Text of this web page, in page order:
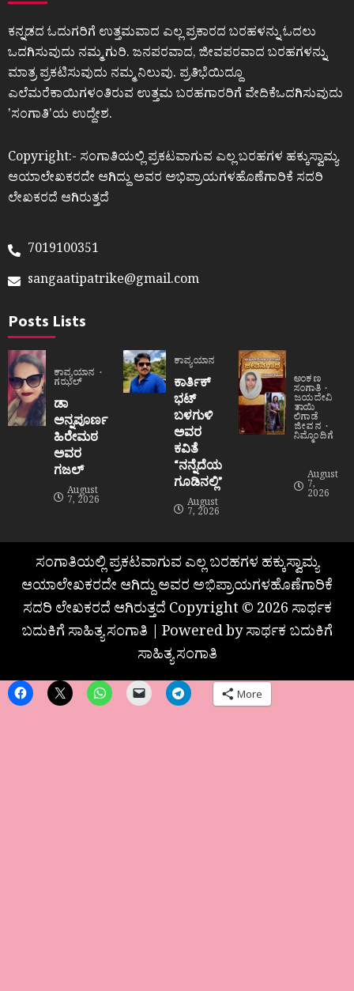
ಕನ್ನಡದ ಓದುಗರಿಗೆ ಉತ್ತಮವಾದ ಎಲ್ಲ ಪ್ರಕಾರದ ಬರಹಳನ್ನು ಓದಲು
ಒದಗಿಸುವುದು ನಮ್ಮ ಗುರಿ. ಜನಪರವಾದ, ಜೀವಪರವಾದ ಬರಹಗಳನ್ನು
ಮಾತ್ರ ಪ್ರಕಟಿಸುವುದು ನಮ್ಮ ನಿಲುವು. ಪ್ರತಿಭೆಯಿದ್ದೂ
ಎಲೆಮರೆಕಾಯಿಗಳಂತಿರುವ ಉತ್ತಮ ಬರಹಗಾರರಿಗೆ ವೇದಿಕೆಒದಗಿಸುವುದು
ʼಸಂಗಾತಿʼಯ ಉದ್ದೇಶ.
Copyright:- ಸಂಗಾತಿಯಲ್ಲಿ ಪ್ರಕಟವಾಗುವ ಎಲ್ಲ ಬರಹಗಳ ಹಕ್ಕುಸ್ವಾಮ್ಯ
ಆಯಾಲೇಖಕರದೇ ಆಗಿದ್ದು ಅವರ ಅಭಿಪ್ರಾಯಗಳಹೊಣೆಗಾರಿಕೆ ಸದರಿ
ಲೇಖಕರದೆ ಆಗಿರುತ್ತದೆ
7019100351
sangaatipatrike@gmail.com
Posts Lists
ಕಾವ್ಯಯಾನ
ಗಝಲ್
ಡಾ
ಅನ್ನಪೂರ್ಣ
ಹಿರೇಮಠ
ಅವರ
ಗಜಲ್
August
7, 2026
ಕಾವ್ಯಯಾನ
ಕಾರ್ತಿಕ್
ಭಟ್
ಬಳಗುಳಿ
ಅವರ
ಕವಿತೆ
“ನನ್ನೆದೆಯ
ಗೂಡಿನಲ್ಲಿ”
August
7, 2026
ಅಂಕಣ
ಸಂಗಾತಿ
ಜಯದೇವಿ
ತಾಯಿ
ಲಿಗಾಡೆ
ಜೀವನ
ನಿಮ್ಮೊಂದಿಗೆ
August
7,
2026
ಸಂಗಾತಿಯಲ್ಲಿ ಪ್ರಕಟವಾಗುವ ಎಲ್ಲ ಬರಹಗಳ ಹಕ್ಕುಸ್ವಾಮ್ಯ
ಆಯಾಲೇಖಕರದೇ ಆಗಿದ್ದು ಅವರ ಅಭಿಪ್ರಾಯಗಳಹೊಣೆಗಾರಿಕೆ
ಸದರಿ ಲೇಖಕರದೆ ಆಗಿರುತ್ತದೆ Copyright © 2026 ಸಾರ್ಥಕ
ಬದುಕಿಗೆ ಸಾಹಿತ್ಯ ಸಂಗಾತಿ | Powered by ಸಾರ್ಥಕ ಬದುಕಿಗೆ
ಸಾಹಿತ್ಯ ಸಂಗಾತಿ
More